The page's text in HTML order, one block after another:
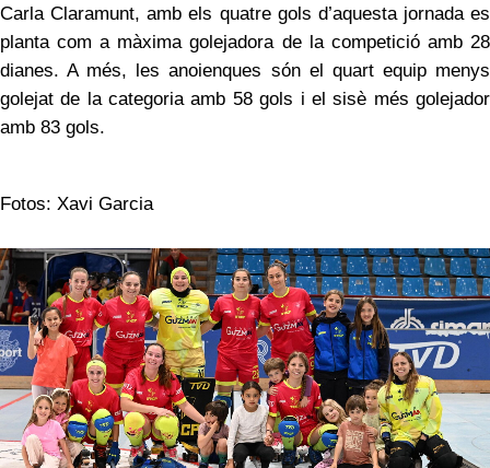
Carla Claramunt, amb els quatre gols d’aquesta jornada es
planta com a màxima golejadora de la competició amb 28
dianes. A més, les anoienques són el quart equip menys
golejat de la categoria amb 58 gols i el sisè més golejador
amb 83 gols.
Fotos: Xavi Garcia